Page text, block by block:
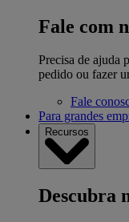
Fale com
Precisa de ajuda
pedido ou fazer
Fale
Para grandes
Recursos
Descubra